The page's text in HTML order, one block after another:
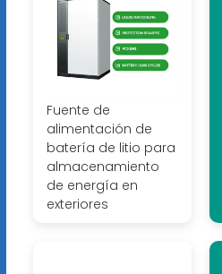
Fuente de
alimentación de
batería de litio para
almacenamiento
de energía en
exteriores